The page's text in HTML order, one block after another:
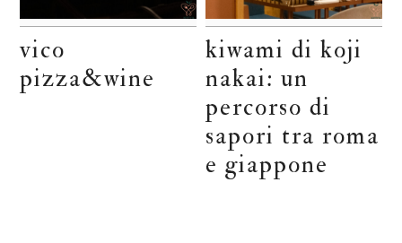
vico
pizza&wine
kiwami di koji
nakai: un
percorso di
sapori tra roma
e giappone